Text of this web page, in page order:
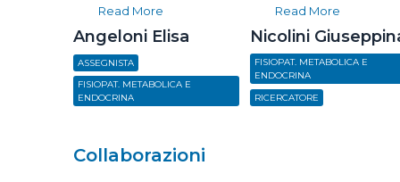
Angeloni Elisa
ASSEGNISTA
FISIOPAT. METABOLICA E
ENDOCRINA
Read More
Nicolini
FISIOPAT. METABOLICA E
ENDOCRINA
RICERCATORE
Read More
Collaborazioni